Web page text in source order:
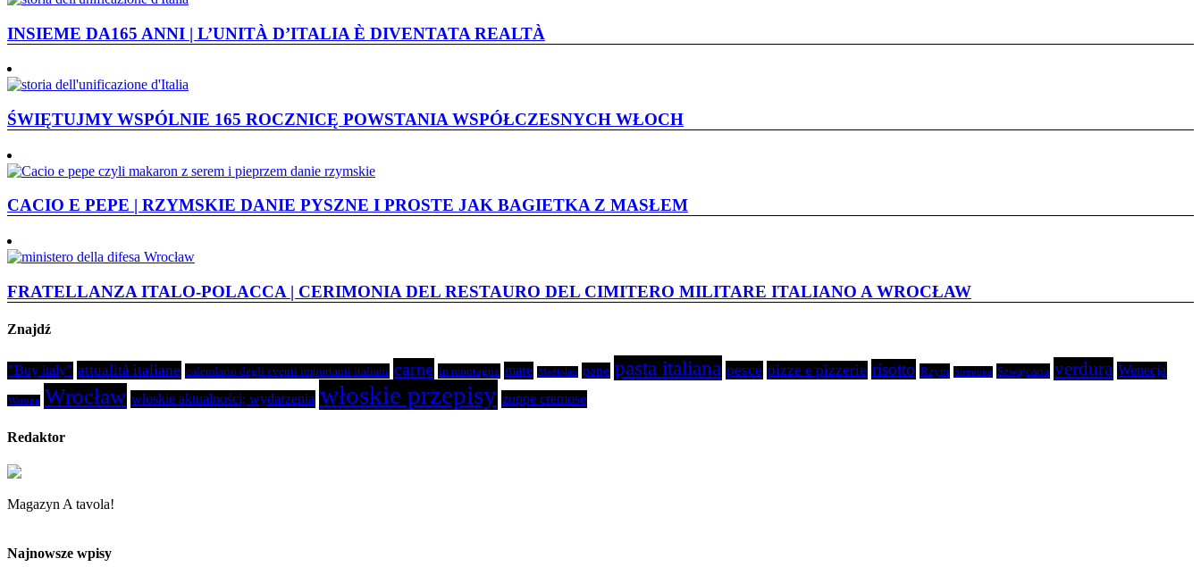
INSIEME DA165 ANNI | L’UNITÀ D’ITALIA È DIVENTATA REALTÀ
ŚWIĘTUJMY WSPÓLNIE 165 ROCZNICĘ POWSTANIA WSPÓŁCZESNYCH WŁOCH
CACIO E PEPE | RZYMSKIE DANIE PYSZNE I PROSTE JAK BAGIETKA Z MASŁEM
FRATELLANZA ITALO-POLACCA | CERIMONIA DEL RESTAURO DEL CIMITERO MILITARE ITALIANO A WROCŁAW
Znajdź
"Buy italy" attualità italiane calendario degli eventi importanti italiani carne in montagna mare Mediolan pane pasta italiana pesce pizze e pizzerie risotto Rzym Sirmione Szwajcaria verdura Wenecja
Werona Wrocław włoskie aktualności; wydarzenia włoskie przepisy zuppe cremose
Redaktor
Magazyn A tavola!
Najnowsze wpisy